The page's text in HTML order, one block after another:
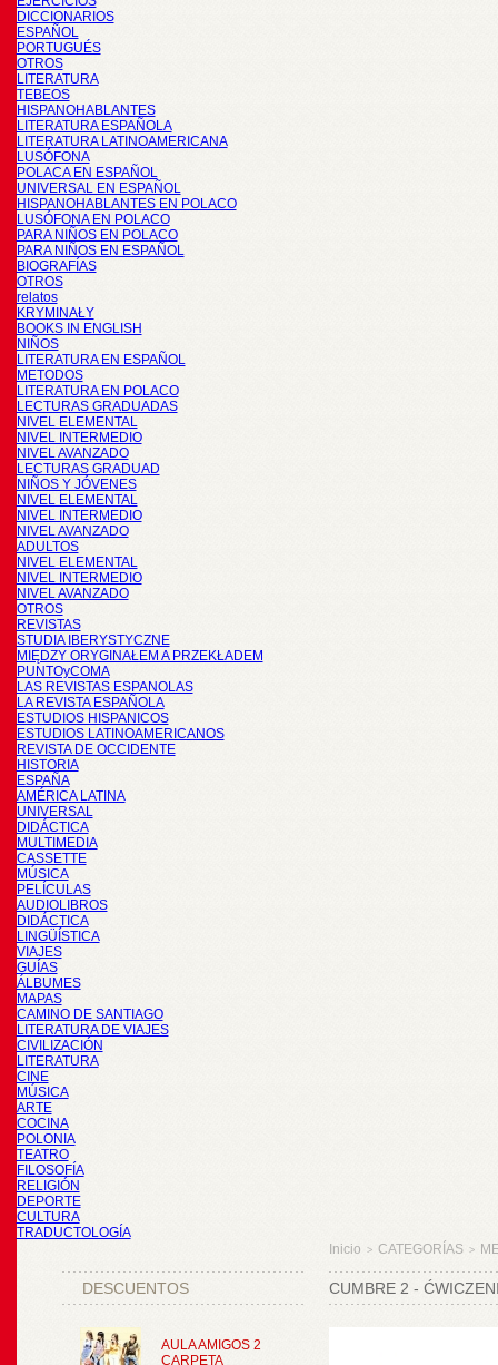
DICCIONARIOS
ESPAÑOL
PORTUGUÉS
OTROS
LITERATURA
TEBEOS
HISPANOHABLANTES
LITERATURA ESPAÑOLA
LITERATURA LATINOAMERICANA
LUSÓFONA
POLACA EN ESPAÑOL
UNIVERSAL EN ESPAÑOL
HISPANOHABLANTES EN POLACO
LUSÓFONA EN POLACO
PARA NIÑOS EN POLACO
PARA NIÑOS EN ESPAÑOL
BIOGRAFÍAS
OTROS
relatos
KRYMINAŁY
BOOKS IN ENGLISH
NIÑOS
LITERATURA EN ESPAÑOL
METODOS
LITERATURA EN POLACO
LECTURAS GRADUADAS
NIVEL ELEMENTAL
NIVEL INTERMEDIO
NIVEL AVANZADO
LECTURAS GRADUAD
NIÑOS Y JÓVENES
NIVEL ELEMENTAL
NIVEL INTERMEDIO
NIVEL AVANZADO
ADULTOS
NIVEL ELEMENTAL
NIVEL INTERMEDIO
NIVEL AVANZADO
OTROS
REVISTAS
STUDIA IBERYSTYCZNE
MIĘDZY ORYGINAŁEM A PRZEKŁADEM
PUNTOyCOMA
LAS REVISTAS ESPANOLAS
LA REVISTA ESPAÑOLA
ESTUDIOS HISPANICOS
ESTUDIOS LATINOAMERICANOS
REVISTA DE OCCIDENTE
HISTORIA
ESPAÑA
AMÉRICA LATINA
UNIVERSAL
DIDÁCTICA
MULTIMEDIA
CASSETTE
MÚSICA
PELÍCULAS
AUDIOLIBROS
DIDÁCTICA
LINGÜÍSTICA
VIAJES
GUÍAS
ÁLBUMES
MAPAS
CAMINO DE SANTIAGO
LITERATURA DE VIAJES
CIVILIZACIÓN
LITERATURA
CINE
MÚSICA
ARTE
COCINA
POLONIA
TEATRO
FILOSOFÍA
RELIGIÓN
DEPORTE
CULTURA
TRADUCTOLOGÍA
DESCUENTOS
AULA AMIGOS 2
CARPETA
Inicio > CATEGORÍAS >
CUMBRE 2 -